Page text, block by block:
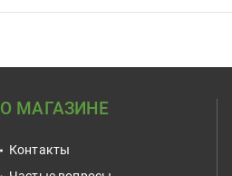
О МАГАЗИНЕ
Контакты